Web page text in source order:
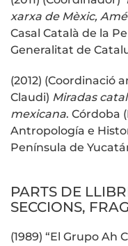
xarxa de Mèxic,
Casal Català de la
Generalitat de
(2012) (Coordinació
Claudi) Miradas
mexicana. Córdoba
Antropología e
Península de
PARTS DE
SECCIONS,
(1989) “El Grupo Ah